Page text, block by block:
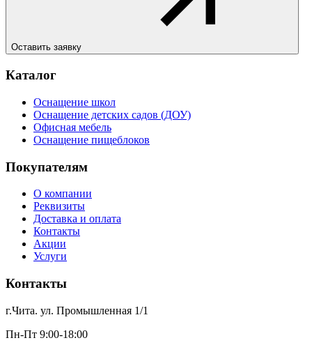
Оставить заявку
Каталог
Оснащение школ
Оснащение детских садов (ДОУ)
Офисная мебель
Оснащение пищеблоков
Покупателям
О компании
Реквизиты
Доставка и оплата
Контакты
Акции
Услуги
Контакты
г.Чита. ул. Промышленная 1/1
Пн-Пт 9:00-18:00